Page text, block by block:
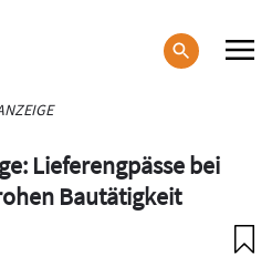
Lieferengpässe bei
Bautätigkeit